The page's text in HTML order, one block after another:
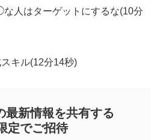
人はターゲットにするな(10分
キル(12分14秒)
新情報を共有する
定でご招待